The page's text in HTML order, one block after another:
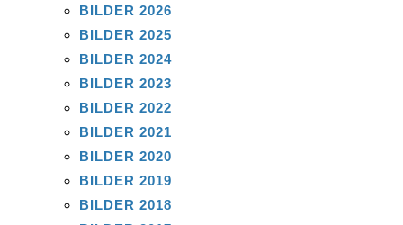
BILDER 2026
BILDER 2025
BILDER 2024
BILDER 2023
BILDER 2022
BILDER 2021
BILDER 2020
BILDER 2019
BILDER 2018